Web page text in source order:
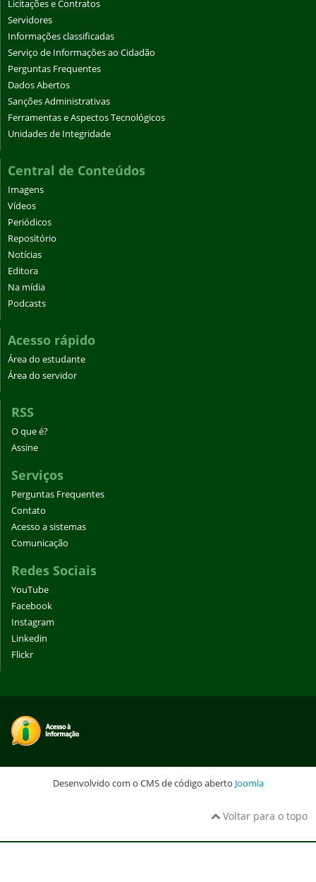
Licitações e Contratos
Servidores
Informações classificadas
Serviço de Informações ao Cidadão
Perguntas Frequentes
Dados Abertos
Sanções Administrativas
Ferramentas e Aspectos Tecnológicos
Unidades de Integridade
Central de Conteúdos
Imagens
Vídeos
Periódicos
Repositório
Notícias
Editora
Na mídia
Podcasts
Acesso rápido
Área do estudante
Área do servidor
RSS
O que é?
Assine
Serviços
Perguntas Frequentes
Contato
Acesso a sistemas
Comunicação
Redes Sociais
YouTube
Facebook
Instagram
Linkedin
Flickr
Desenvolvido com o CMS de código aberto Joomla
Voltar para o topo